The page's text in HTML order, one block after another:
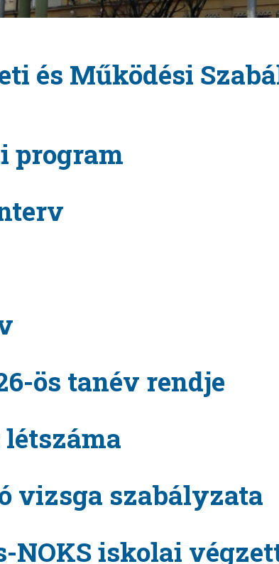
és Működési
program
ös tanév rendje
vizsga szabályzata
NOKS iskolai